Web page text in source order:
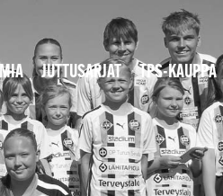
JUTTUSARJAT TPS-KAUPPA